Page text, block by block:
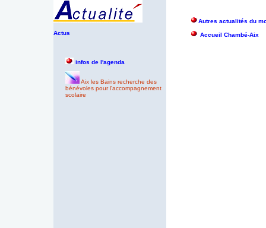
Actus
Autres actualités du
Accueil Chambé-Aix
infos de l'agenda
Aix les Bains recherche des
bénévoles pour l'accompagnement
scolaire